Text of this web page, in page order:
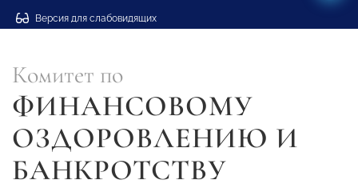
Версия для слабовидящих
Комитет по
ФИНАНСОВОМУ
ОЗДОРОВЛЕНИЮ И
БАНКРОТСТВУ